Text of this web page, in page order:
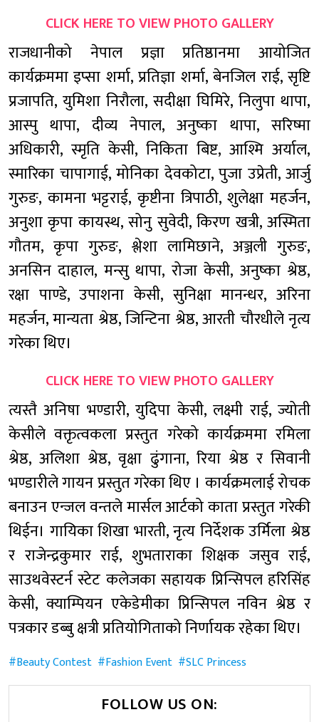
CLICK HERE TO VIEW PHOTO GALLERY
राजधानीको नेपाल प्रज्ञा प्रतिष्ठानमा आयोजित
कार्यक्रममा इप्सा शर्मा, प्रतिज्ञा शर्मा, बेनजिल राई, सृष्टि
प्रजापति, युमिशा निरौला, सदीक्षा घिमिरे, निलुपा थापा,
आस्पु थापा, दीव्य नेपाल, अनुष्का थापा, सरिष्मा
अधिकारी, स्मृति केसी, निकिता बिष्ट, आश्मि अर्याल,
स्मारिका चापागाई, मोनिका देवकोटा, पुजा उप्रेती, आर्जु
गुरुङ, कामना भट्टराई, कृष्टीना त्रिपाठी, शुलेक्षा महर्जन,
अनुशा कृपा कायस्थ, सोनु सुवेदी, किरण खत्री, अस्मिता
गौतम, कृपा गुरुङ, श्लेशा लामिछाने, अञ्जली गुरुङ,
अनसिन दाहाल, मन्सु थापा, रोजा केसी, अनुष्का श्रेष्ठ,
रक्षा पाण्डे, उपाशना केसी, सुनिक्षा मानन्धर, अरिना
महर्जन, मान्यता श्रेष्ठ, जिन्टिना श्रेष्ठ, आरती चौरधीले नृत्य
गरेका थिए।
CLICK HERE TO VIEW PHOTO GALLERY
त्यस्तै अनिषा भण्डारी, युदिपा केसी, लक्ष्मी राई, ज्योती
केसीले वक्तृत्वकला प्रस्तुत गरेको कार्यक्रममा रमिला
श्रेष्ठ, अलिशा श्रेष्ठ, वृक्षा ढुंगाना, रिया श्रेष्ठ र सिवानी
भण्डारीले गायन प्रस्तुत गरेका थिए । कार्यक्रमलाई रोचक
बनाउन एन्जल वन्तले मार्सल आर्टको काता प्रस्तुत गरेकी
थिईन। गायिका शिखा भारती, नृत्य निर्देशक उर्मिला श्रेष्ठ
र राजेन्द्रकुमार राई, शुभताराका शिक्षक जसुव राई,
साउथवेस्टर्न स्टेट कलेजका सहायक प्रिन्सिपल हरिसिंह
केसी, क्याम्पियन एकेडेमीका प्रिन्सिपल नविन श्रेष्ठ र
पत्रकार डब्बु क्षत्री प्रतियोगिताको निर्णायक रहेका थिए।
Beauty Contest Fashion Event SLC Princess
FOLLOW US ON: